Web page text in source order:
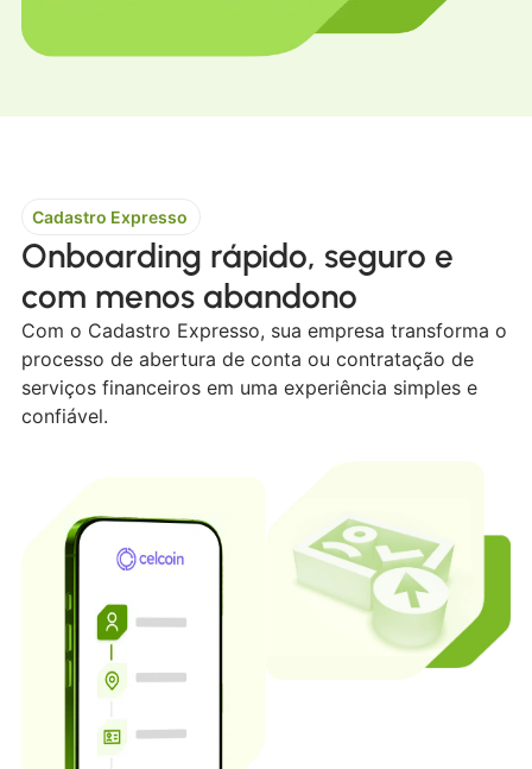
Cadastro Expresso
Onboarding rápido, seguro e
com menos abandono
Com o Cadastro Expresso, sua empresa transforma o
processo de abertura de conta ou contratação de
serviços financeiros em uma experiência simples e
confiável.